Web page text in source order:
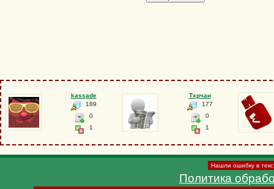
kassade
189
0
1
Тхрчан
177
0
1
Нашли ошибку в
Политика